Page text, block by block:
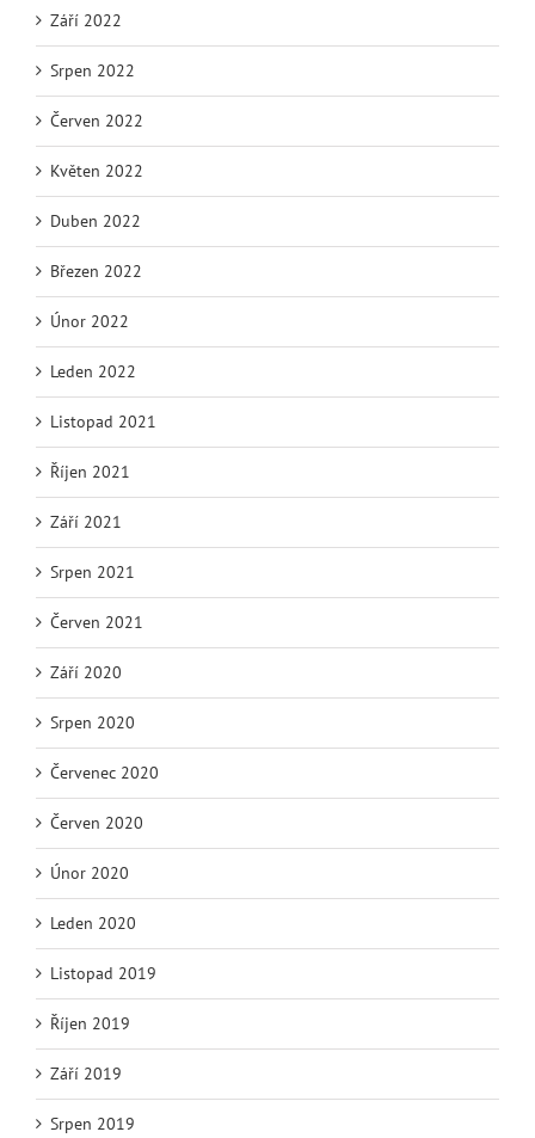
Září 2022
Srpen 2022
Červen 2022
Květen 2022
Duben 2022
Březen 2022
Únor 2022
Leden 2022
Listopad 2021
Říjen 2021
Září 2021
Srpen 2021
Červen 2021
Září 2020
Srpen 2020
Červenec 2020
Červen 2020
Únor 2020
Leden 2020
Listopad 2019
Říjen 2019
Září 2019
Srpen 2019